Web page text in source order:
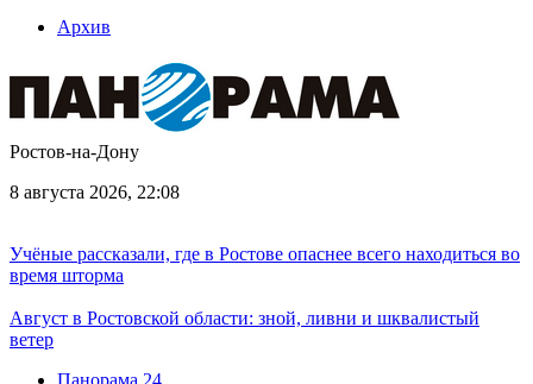
Архив
Ростов-на-Дону
8 августа 2026, 22:08
Учёные рассказали, где в Ростове опаснее всего находиться во
время шторма
Август в Ростовской области: зной, ливни и шквалистый
ветер
Панорама 24